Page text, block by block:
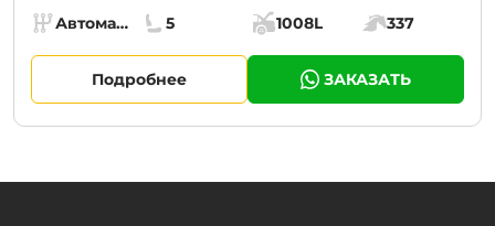
Specs:
Коробка передач:
Автомат (АКПП)
Места:
5
Объём багажника:
1008L
Мощность
337
Подробнее ЗАКАЗАТЬ